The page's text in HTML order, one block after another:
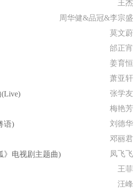
王杰
周华健&品冠&李宗盛
莫文蔚
邰正宵
姜育恒
萧亚轩
张学友
梅艳芳
语)
刘德华
邓丽君
》电视剧主题曲)
凤飞飞
王菲
汪峰